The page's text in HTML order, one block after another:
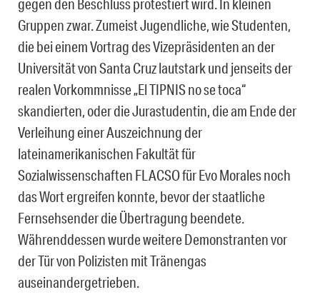
gegen den Beschluss protestiert wird. In kleinen
Gruppen zwar. Zumeist Jugendliche, wie Studenten,
die bei einem Vortrag des Vizepräsidenten an der
Universität von Santa Cruz lautstark und jenseits der
realen Vorkommnisse „El TIPNIS no se toca“
skandierten, oder die Jurastudentin, die am Ende der
Verleihung einer Auszeichnung der
lateinamerikanischen Fakultät für
Sozialwissenschaften FLACSO für Evo Morales noch
das Wort ergreifen konnte, bevor der staatliche
Fernsehsender die Übertragung beendete.
Währenddessen wurde weitere Demonstranten vor
der Tür von Polizisten mit Tränengas
auseinandergetrieben.